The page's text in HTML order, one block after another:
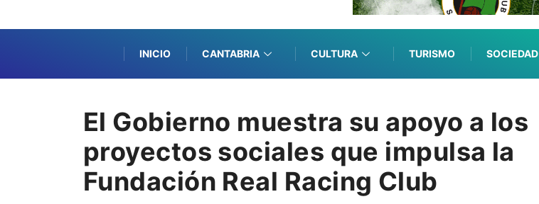
INICIO CANTABRIA CULTURA TURISMO SOCIEDAD
El Gobierno muestra su apoyo a los
proyectos sociales que impulsa la
Fundación Real Racing Club